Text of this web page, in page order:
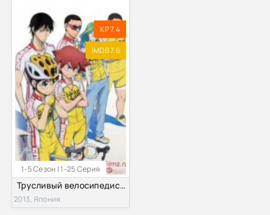
1-5 Сезон | 1-25 Серия
KP 7.4
IMDB 7.6
Трусливый велосипедист (1-5 Сезон)
2013, Япония